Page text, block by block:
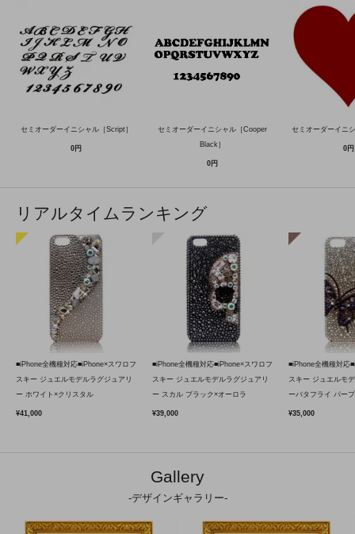
セミオーダーイニシャル［Script］
0円
セミオーダーイニシャル［Cooper
Black］
0円
セミオーダーイニ
0円
リアルタイムランキング
■iPhone全機種対応■iPhone×スワロフ
スキー ジュエルモデルラグジュアリ
ー ホワイト×クリスタル
¥41,000
■iPhone全機種対応■iPhone×スワロフ
スキー ジュエルモデルラグジュアリ
ー スカル ブラック×オーロラ
¥39,000
■iPhone全機種対応
スキー ジュエルモ
ーバタフライ パー
¥35,000
Gallery
-デザインギャラリー-